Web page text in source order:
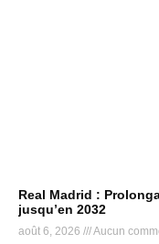
Real Madrid :
jusqu’en 2032
août 6, 2026 Aucun